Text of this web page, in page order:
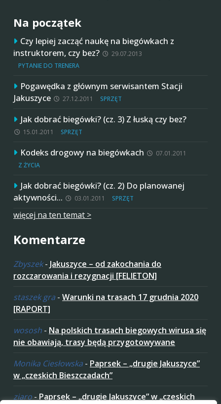
Na początek
Czy lepiej zacząć naukę na biegówkach z
instruktorem, czy bez?
29.07.2013
PYTANIE DO TRENERA
Pogawędka z głównym serwisantem Stacji
Jakuszyce
27.12.2011 SPRZĘT
Jak dobrać biegówki? (cz. 3) Z łuską czy bez?
15.01.2011 SPRZĘT
Kodeks drogowy na biegówkach
07.01.2011
Z ŻYCIA
Jak dobrać biegówki? (cz. 2) Do planowanej
aktywności…
03.01.2011 SPRZĘT
więcej na ten temat >
Komentarze
Zbyszek- Jakuszyce – od zakochania do
rozczarowania i rezygnacji [FELIETON]
staszek gra - Warunki na trasach 17 grudnia 2020
[RAPORT]
wososh - Na polskich trasach biegowych wirusa się
nie obawiają, trasy będą przygotowywane
Monika Ciesłowska - Paprsek – „drugie Jakuszyce”
w „czeskich Bieszczadach”
ziaro - Paprsek – „drugie Jakuszyce” w „czeskich